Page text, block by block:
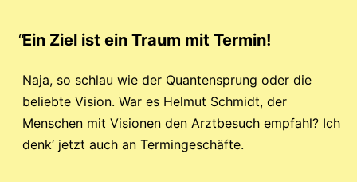
Ein Ziel ist ein Traum mit Termin!
Naja, so schlau wie der Quantensprung oder die
beliebte Vision. War es Helmut Schmidt, der
Menschen mit Visionen den Arztbesuch empfahl? Ich
denk‘ jetzt auch an Termingeschäfte.